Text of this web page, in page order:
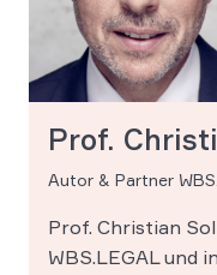
Prof.
Autor & Partner
Prof. Christian
WBS.LEGAL und